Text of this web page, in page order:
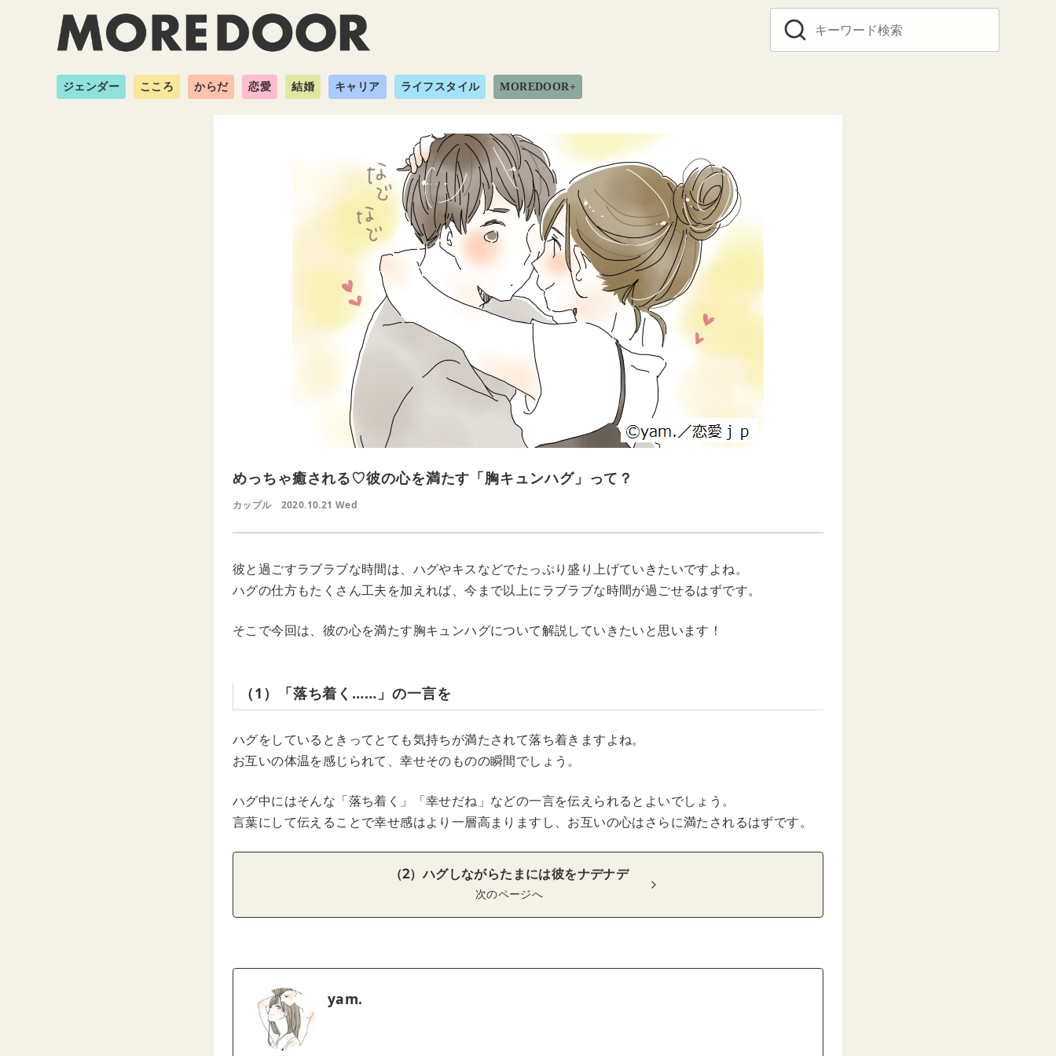
ジェンダー こころ からだ 恋愛 結婚 キャリア ライフスタイル MOREDOOR+
めっちゃ癒される♡彼の心を満たす「胸キュンハグ」って？
カップル 2020.10.21 Wed
彼と過ごすラブラブな時間は、ハグやキスなどでたっぷり盛り上げていきたいですよね。
ハグの仕方もたくさん工夫を加えれば、今まで以上にラブラブな時間が過ごせるはずです。
そこで今回は、彼の心を満たす胸キュンハグについて解説していきたいと思います！
（1）「落ち着く……」の一言を
ハグをしているときってとても気持ちが満たされて落ち着きますよね。
お互いの体温を感じられて、幸せそのものの瞬間でしょう。
ハグ中にはそんな「落ち着く」「幸せだね」などの一言を伝えられるとよいでしょう。
言葉にして伝えることで幸せ感はより一層高まりますし、お互いの心はさらに満たされるはずです。
（2）ハグしながらたまには彼をナデナデ
次のページへ
yam.